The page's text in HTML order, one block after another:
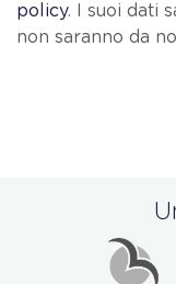
policy. I suoi dati
non saranno da